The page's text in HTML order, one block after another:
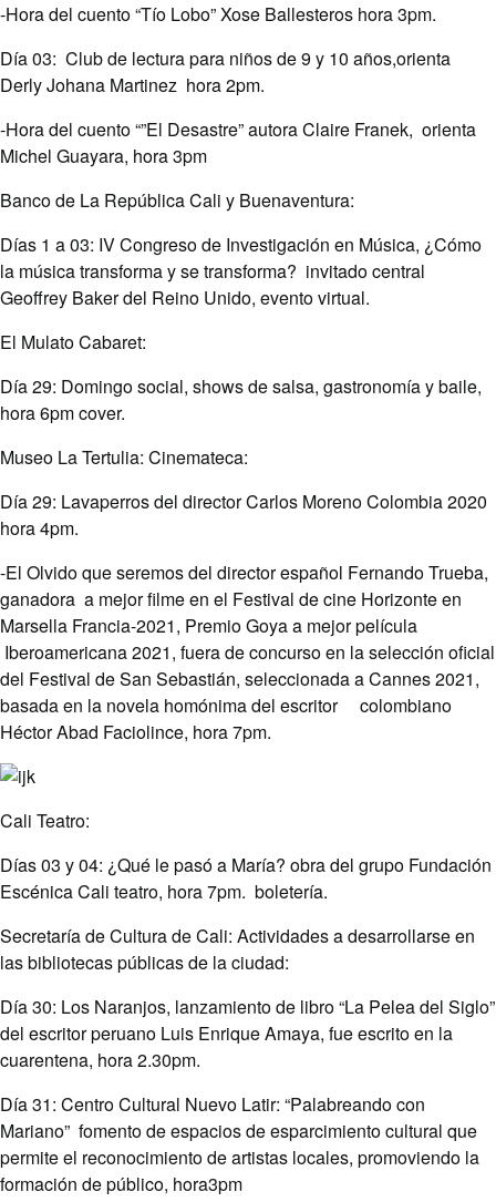
-Hora del cuento “Tío Lobo” Xose Ballesteros hora 3pm.
Día 03: Club de lectura para niños de 9 y 10 años,orienta
Derly Johana Martinez hora 2pm.
-Hora del cuento “”El Desastre” autora Claire Franek, orienta
Michel Guayara, hora 3pm
Banco de La República Cali y Buenaventura:
Días 1 a 03: IV Congreso de Investigación en Música, ¿Cómo
la música transforma y se transforma? invitado central
Geoffrey Baker del Reino Unido, evento virtual.
El Mulato Cabaret:
Día 29: Domingo social, shows de salsa, gastronomía y baile,
hora 6pm cover.
Museo La Tertulia: Cinemateca:
Día 29: Lavaperros del director Carlos Moreno Colombia 2020
hora 4pm.
-El Olvido que seremos del director español Fernando Trueba,
ganadora a mejor filme en el Festival de cine Horizonte en
Marsella Francia-2021, Premio Goya a mejor película
Iberoamericana 2021, fuera de concurso en la selección oficial
del Festival de San Sebastián, seleccionada a Cannes 2021,
basada en la novela homónima del escritor colombiano
Héctor Abad Faciolince, hora 7pm.
Cali Teatro:
Días 03 y 04: ¿Qué le pasó a María? obra del grupo Fundación
Escénica Cali teatro, hora 7pm. boletería.
Secretaría de Cultura de Cali: Actividades a desarrollarse en
las bibliotecas públicas de la ciudad:
Día 30: Los Naranjos, lanzamiento de libro “La Pelea del Siglo”
del escritor peruano Luis Enrique Amaya, fue escrito en la
cuarentena, hora 2.30pm.
Día 31: Centro Cultural Nuevo Latir: “Palabreando con
Mariano” fomento de espacios de esparcimiento cultural que
permite el reconocimiento de artistas locales, promoviendo la
formación de público, hora3pm